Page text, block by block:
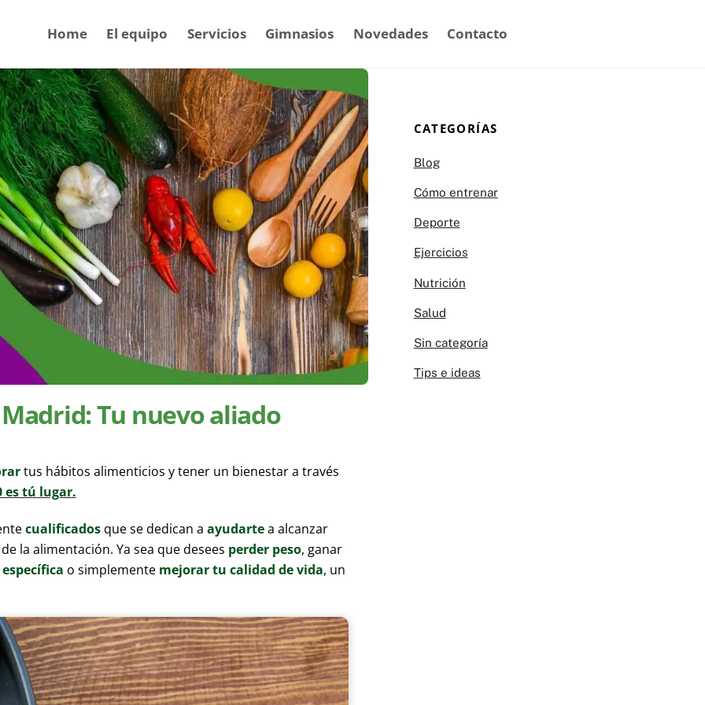
Home El equipo Servicios Gimnasios Novedades Contacto
Tu nuevo aliado
tus hábitos alimenticios y tener un bienestar a través
es tú lugar.
cualificadosque se dedican a ayudartea alcanzar
la alimentación. Ya sea que desees perder peso, ganar
o simplemente mejorar tu calidad de vida, un
CATEGORÍAS
Blog
Cómo entrenar
Deporte
Ejercicios
Nutrición
Salud
Sin categoría
Tips e ideas